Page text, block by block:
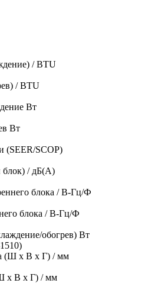
/ BTU
/ BTU
Вт
Вт
(SEER/SCOP)
блок) / дБ(А)
блока / В-Гц/Ф
блока / В-Гц/Ф
обогрев) Вт
(Ш х В х Г) / мм
х В х Г) / мм